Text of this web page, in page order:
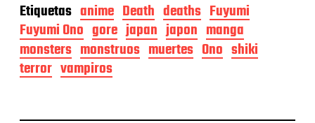
Etiquetas anime Death deaths Fuyumi
Fuyumi Ono gore japan japon manga
monsters monstruos muertes Ono shiki
terror vampiros